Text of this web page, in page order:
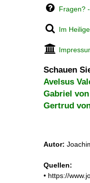
Fragen?
Im
Schauen
Avelsus
Gabriel
Gertrud
Autor:
Quellen:
• https://